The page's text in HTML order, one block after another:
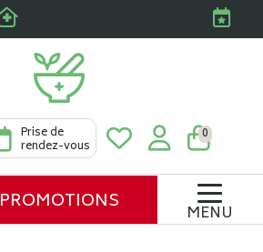
Pharmacies Clabots &
Prise de
rendez-vous
0
PROMOTIONS MENU